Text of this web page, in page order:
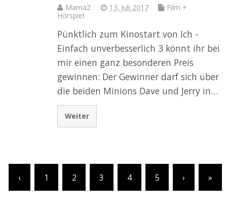
MamaZ 13. Juli 2017
Film +
Hörspiel
Pünktlich zum Kinostart von Ich -
Einfach unverbesserlich 3 könnt ihr bei
mir einen ganz besonderen Preis
gewinnen: Der Gewinner darf sich über
die beiden Minions Dave und Jerry in…
Weiter
‹ 1 2 3 4 5 › »